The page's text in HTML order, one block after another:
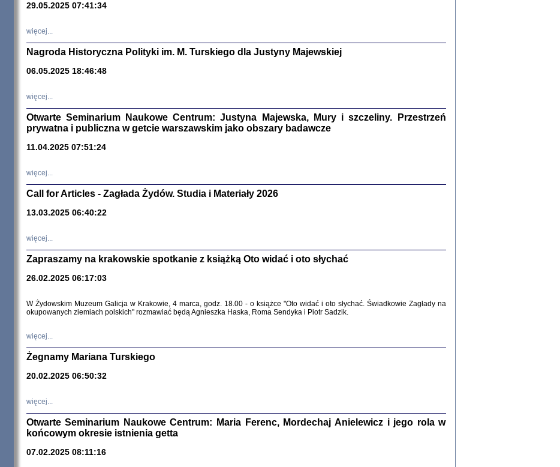
red. i wstęp Barbara Engelking, Jan Grabowski
Stanisław Adler, oprac. i wstępem opatrzyłaMarta Janczewska
Warszawa 2018
Warszawa 2017
29.05.2025 07:41:34
więcej...
Nagroda Historyczna Polityki im. M. Turskiego dla Justyny Majewskiej
06.05.2025 18:46:48
więcej...
Otwarte Seminarium Naukowe Centrum: Justyna Majewska, Mury i szczeliny. Przestrzeń
prywatna i publiczna w getcie warszawskim jako obszary badawcze
11.04.2025 07:51:24
więcej...
Call for Articles - Zagłada Żydów. Studia i Materiały 2026
13.03.2025 06:40:22
więcej...
Zapraszamy na krakowskie spotkanie z książką Oto widać i oto słychać
26.02.2025 06:17:03
W Żydowskim Muzeum Galicja w Krakowie, 4 marca, godz. 18.00 - o książce "Oto widać i oto słychać. Świadkowie Zagłady na
okupowanych ziemiach polskich" rozmawiać będą Agnieszka Haska, Roma Sendyka i Piotr Sadzik.
więcej...
Żegnamy Mariana Turskiego
20.02.2025 06:50:32
więcej...
Otwarte Seminarium Naukowe Centrum: Maria Ferenc, Mordechaj Anielewicz i jego rola w
końcowym okresie istnienia getta
07.02.2025 08:11:16